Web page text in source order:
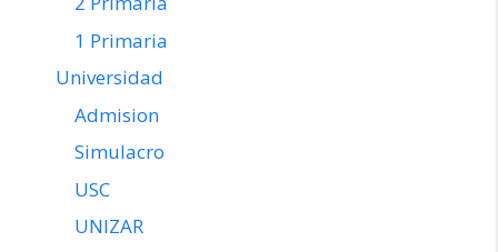
1 Primaria
Universidad
Admision
Simulacro
USC
UNIZAR